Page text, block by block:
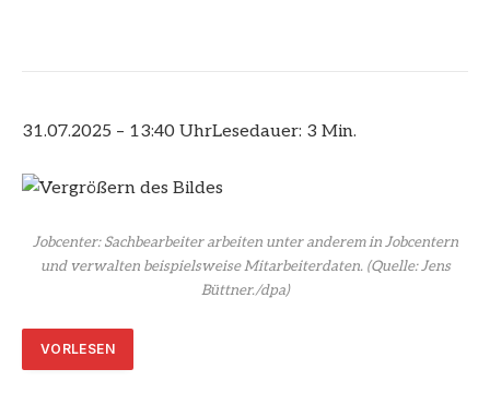
31.07.2025 – 13:40 UhrLesedauer: 3 Min.
Jobcenter: Sachbearbeiter arbeiten unter anderem in Jobcentern
und verwalten beispielsweise Mitarbeiterdaten.(Quelle: Jens
Büttner./dpa)
VORLESEN